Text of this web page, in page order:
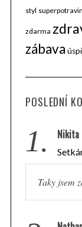
styl
zdarma
zábava
POSLEDNÍ
1. Nikita
Taky jsem